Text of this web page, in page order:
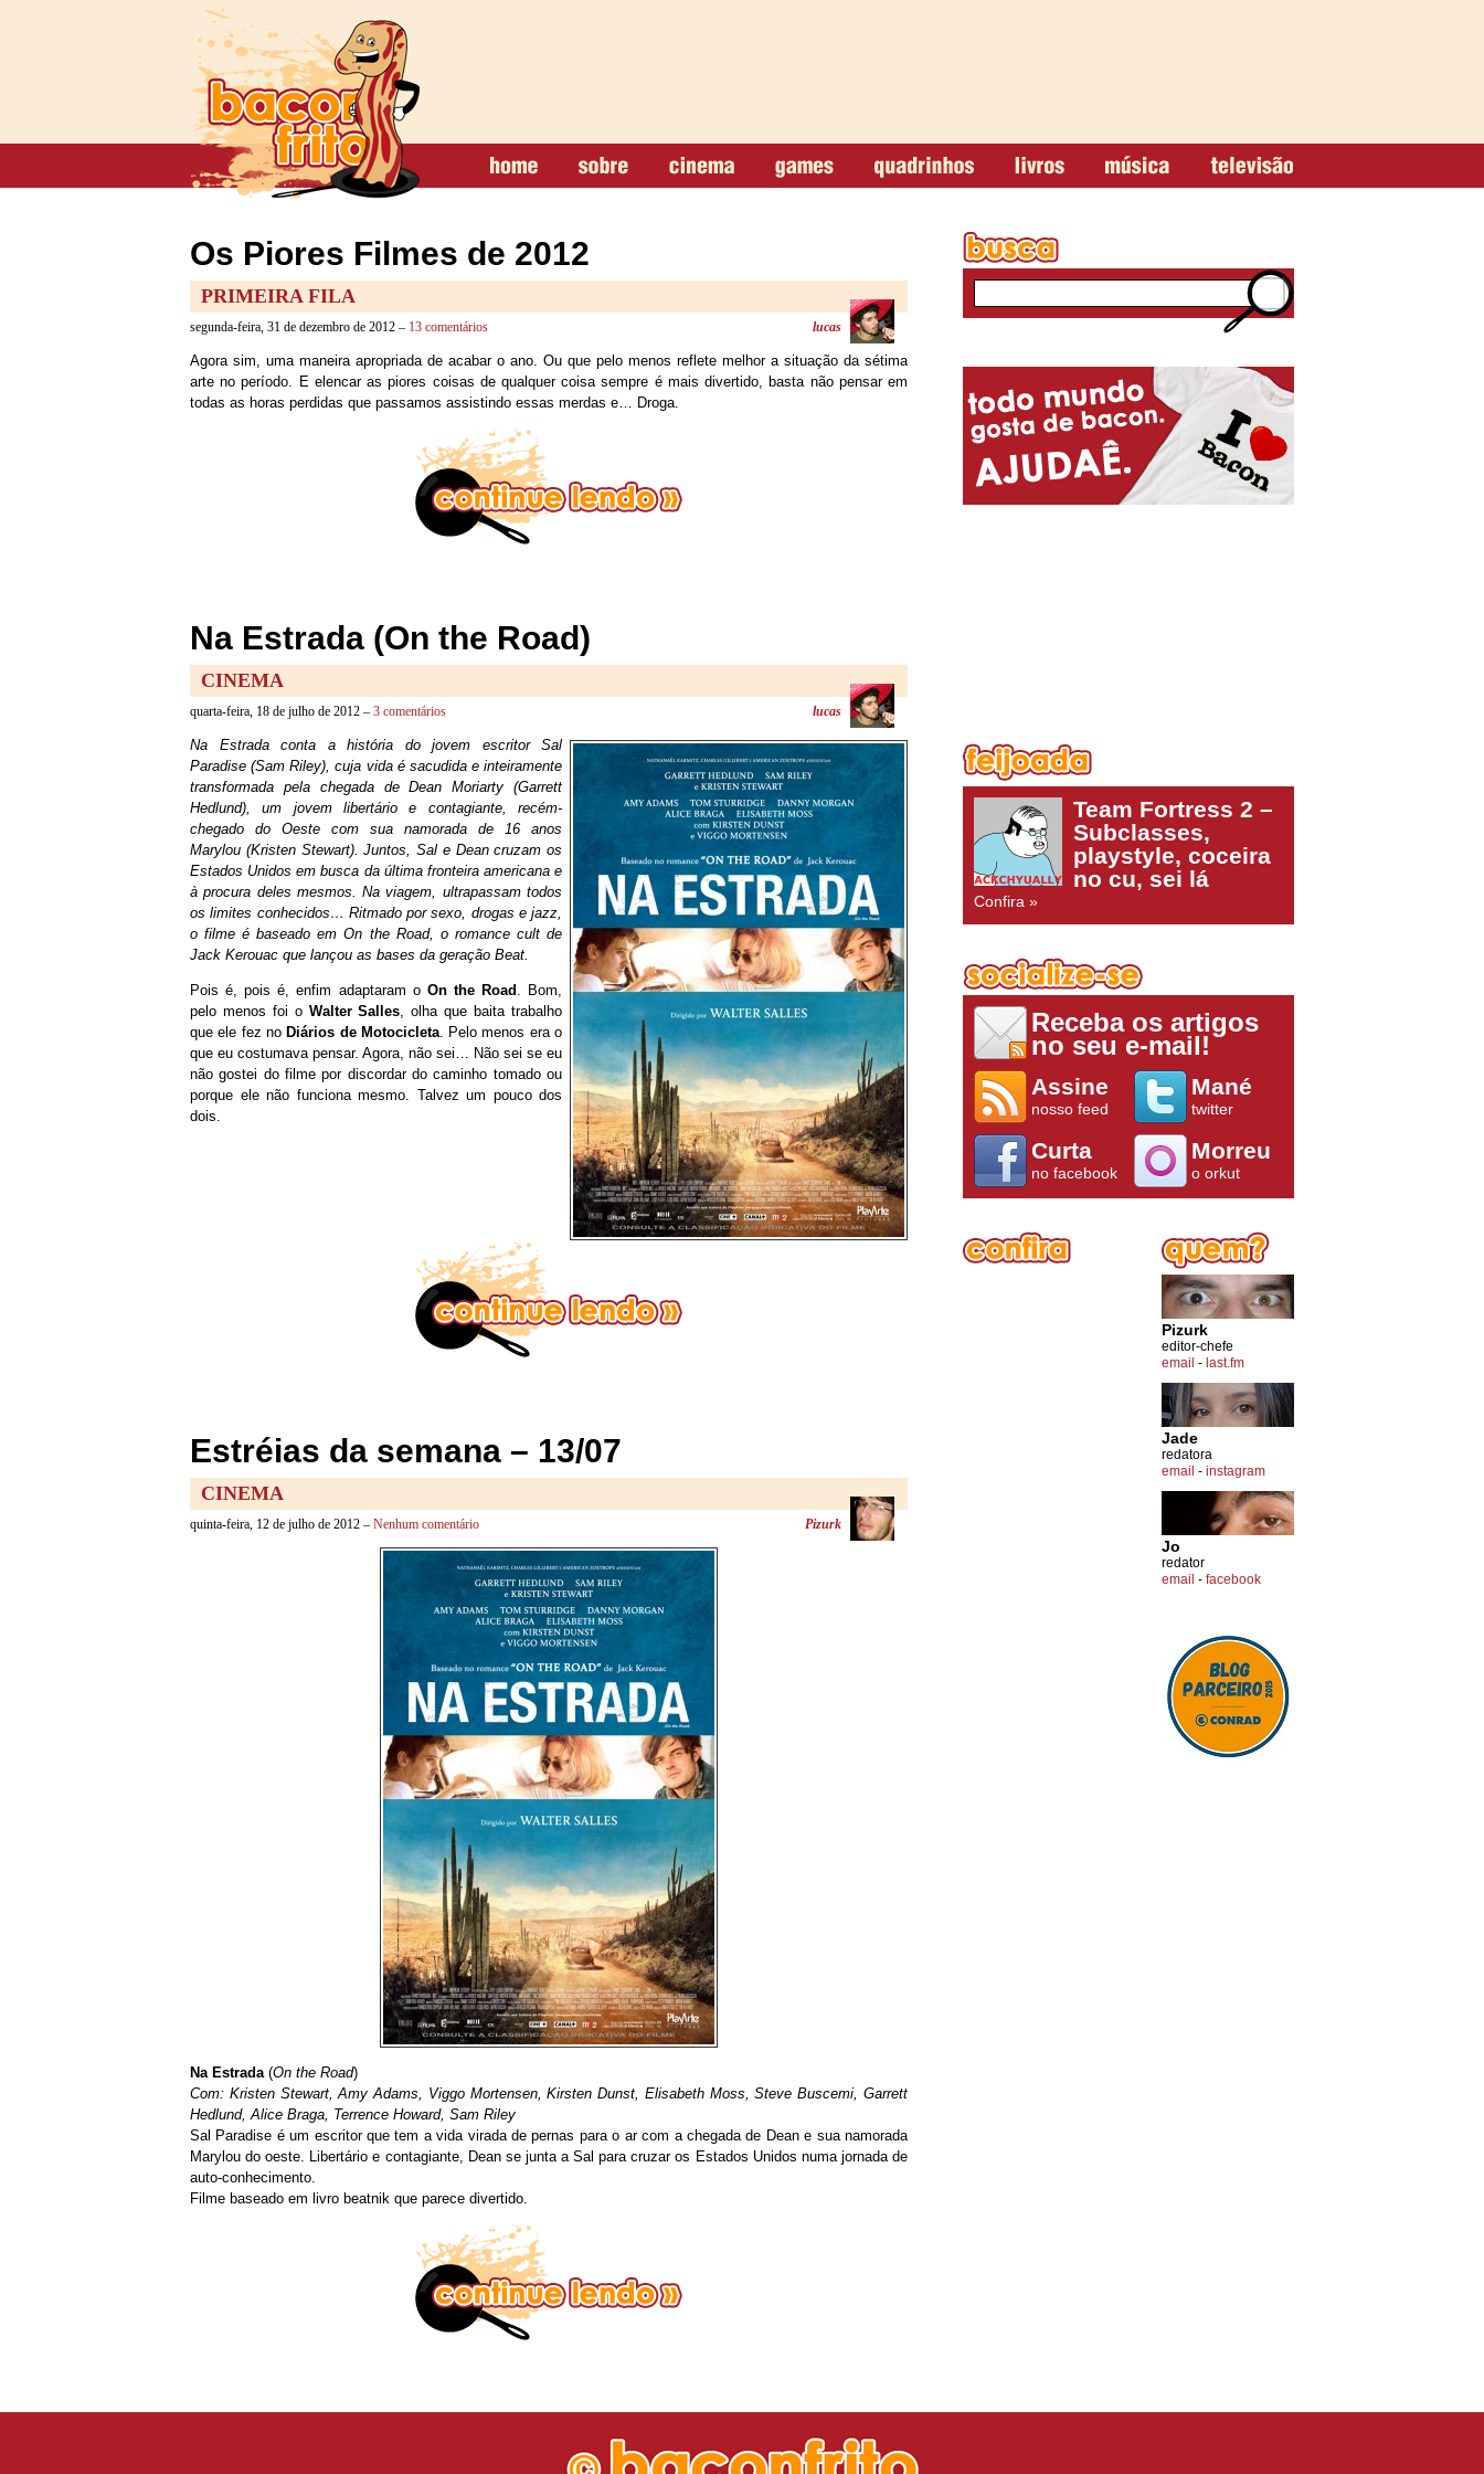
Os Piores Filmes de 2012
PRIMEIRA FILA
segunda-feira, 31 de dezembro de 2012 – 13 comentários lucas
Agora sim, uma maneira apropriada de acabar o ano. Ou que pelo menos reflete melhor a situação da sétima
arte no período. E elencar as piores coisas de qualquer coisa sempre é mais divertido, basta não pensar em
todas as horas perdidas que passamos assistindo essas merdas e… Droga.
Na Estrada (On the Road)
CINEMA
quarta-feira, 18 de julho de 2012 – 3 comentários lucas
Na Estrada conta a história do jovem escritor Sal
Paradise (Sam Riley), cuja vida é sacudida e inteiramente
transformada pela chegada de Dean Moriarty (Garrett
Hedlund), um jovem libertário e contagiante, recém-
chegado do Oeste com sua namorada de 16 anos
Marylou (Kristen Stewart). Juntos, Sal e Dean cruzam os
Estados Unidos em busca da última fronteira americana e
à procura deles mesmos. Na viagem, ultrapassam todos
os limites conhecidos… Ritmado por sexo, drogas e jazz,
o filme é baseado em On the Road, o romance cult de
Jack Kerouac que lançou as bases da geração Beat.
Pois é, pois é, enfim adaptaram o On the Road . Bom,
pelo menos foi o Walter Salles, olha que baita trabalho
que ele fez no Diários de Motocicleta. Pelo menos era o
que eu costumava pensar. Agora, não sei… Não sei se eu
não gostei do filme por discordar do caminho tomado ou
porque ele não funciona mesmo. Talvez um pouco dos
dois.
Estréias da semana – 13/07
CINEMA
quinta-feira, 12 de julho de 2012 – Nenhum comentário Pizurk
Na Estrada(On the Road)
Com: Kristen Stewart, Amy Adams, Viggo Mortensen, Kirsten Dunst, Elisabeth Moss, Steve Buscemi, Garrett
Hedlund, Alice Braga, Terrence Howard, Sam Riley
Sal Paradise é um escritor que tem a vida virada de pernas para o ar com a chegada de Dean e sua namorada
Marylou do oeste. Libertário e contagiante, Dean se junta a Sal para cruzar os Estados Unidos numa jornada de
auto-conhecimento.
Filme baseado em livro beatnik que parece divertido.
Team Fortress 2 –
Subclasses,
playstyle, coceira
no cu, sei lá
Confira »
Receba os artigos
no seu e-mail!
Assine
nosso feed
Mané
twitter
Curta
no facebook
Morreu
o orkut
Pizurk
editor-chefe
email - last.fm
Jade
redatora
email - instagram
Jo
redator
email - facebook